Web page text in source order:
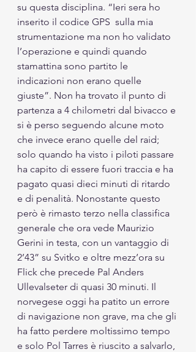
su questa disciplina. “Ieri sera ho
inserito il codice GPS  sulla mia
strumentazione ma non ho validato
l’operazione e quindi quando
stamattina sono partito le
indicazioni non erano quelle
giuste”. Non ha trovato il punto di
partenza a 4 chilometri dal bivacco e
si è perso seguendo alcune moto
che invece erano quelle del raid;
solo quando ha visto i piloti passare
ha capito di essere fuori traccia e ha
pagato quasi dieci minuti di ritardo
e di penalità. Nonostante questo
però è rimasto terzo nella classifica
generale che ora vede Maurizio
Gerini in testa, con un vantaggio di
2’43” su Svitko e oltre mezz’ora su
Flick che precede Pal Anders
Ullevalseter di quasi 30 minuti. Il
norvegese oggi ha patito un errore
di navigazione non grave, ma che gli
ha fatto perdere moltissimo tempo
e solo Pol Tarres è riuscito a salvarlo,